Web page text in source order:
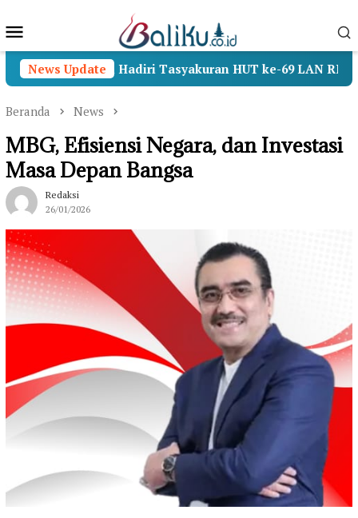
ke
Mobile
News UpdateHadiri Tasyakuran HUT ke-69 LAN RI
Beranda News
MBG, Efisiensi Negara, dan Investasi
Masa Depan Bangsa
Redaksi
26/01/2026